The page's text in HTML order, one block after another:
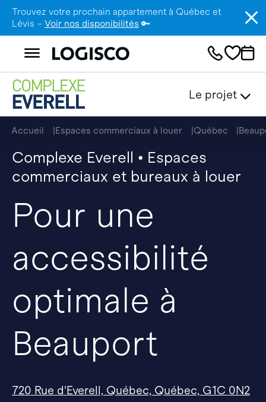
Trouvez votre prochain appartement à Québec et
Lévis – Voir nos disponibilités 🔑
Le projet
Accueil Espaces commerciaux à louer Québec
Complexe Everell • Espaces
commerciaux et bureaux à louer
Pour une
accessibilité
optimale à
Beauport
720 Rue d'Everell, Québec, Québec, G1C 0N2